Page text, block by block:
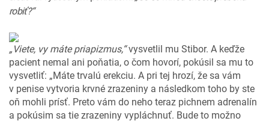
robiť?“
„Viete, vy máte priapizmus,“vysvetlil mu Stibor. A keďže
pacient nemal ani poňatia, o čom hovorí, pokúsil sa mu to
vysvetliť: „Máte trvalú erekciu. A pri tej hrozí, že sa vám
v penise vytvoria krvné zrazeniny a následkom toho by ste
oň mohli prísť. Preto vám do neho teraz pichnem adrenalín
a pokúsim sa tie zrazeniny vypláchnuť. Bude to možno